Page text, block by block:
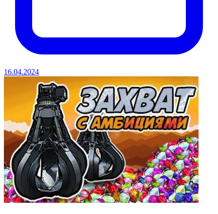
16.04.2024